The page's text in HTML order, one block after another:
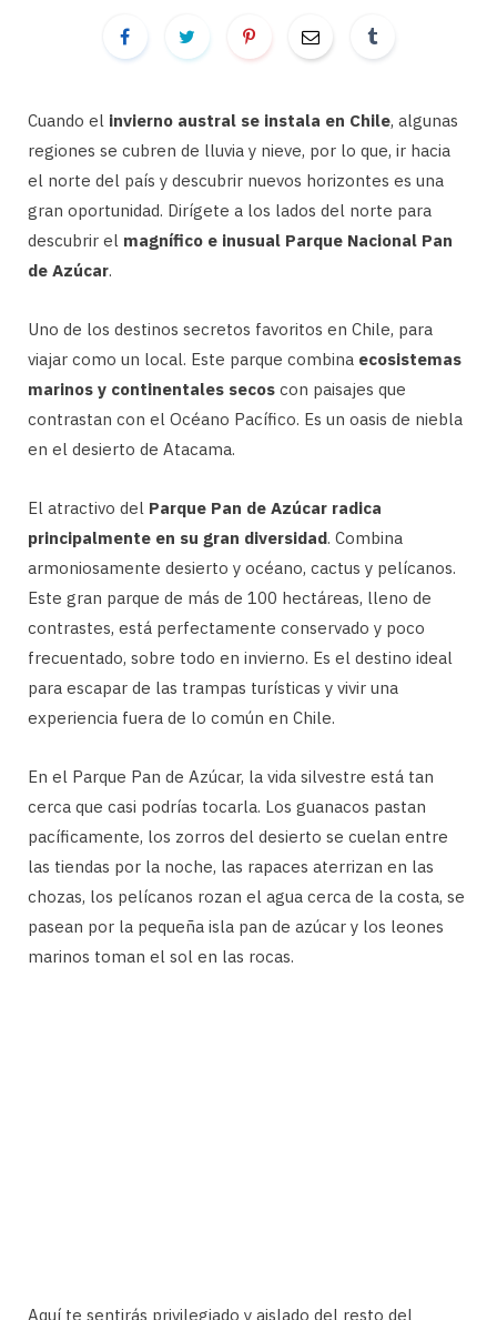
Cuando el invierno austral se instala en Chile, algunas
regiones se cubren de lluvia y nieve, por lo que, ir hacia
el norte del país y descubrir nuevos horizontes es una
gran oportunidad. Dirígete a los lados del norte para
descubrir el magnífico e inusual Parque Nacional Pan
de Azúcar.
Uno de los destinos secretos favoritos en Chile, para
viajar como un local. Este parque combina ecosistemas
marinos y continentales secos con paisajes que
contrastan con el Océano Pacífico. Es un oasis de niebla
en el desierto de Atacama.
El atractivo del Parque Pan de Azúcar radica
principalmente en su gran diversidad. Combina
armoniosamente desierto y océano, cactus y pelícanos.
Este gran parque de más de 100 hectáreas, lleno de
contrastes, está perfectamente conservado y poco
frecuentado, sobre todo en invierno. Es el destino ideal
para escapar de las trampas turísticas y vivir una
experiencia fuera de lo común en Chile.
En el Parque Pan de Azúcar, la vida silvestre está tan
cerca que casi podrías tocarla. Los guanacos pastan
pacíficamente, los zorros del desierto se cuelan entre
las tiendas por la noche, las rapaces aterrizan en las
chozas, los pelícanos rozan el agua cerca de la costa, se
pasean por la pequeña isla pan de azúcar y los leones
marinos toman el sol en las rocas.
Aquí te sentirás privilegiado y aislado del resto del